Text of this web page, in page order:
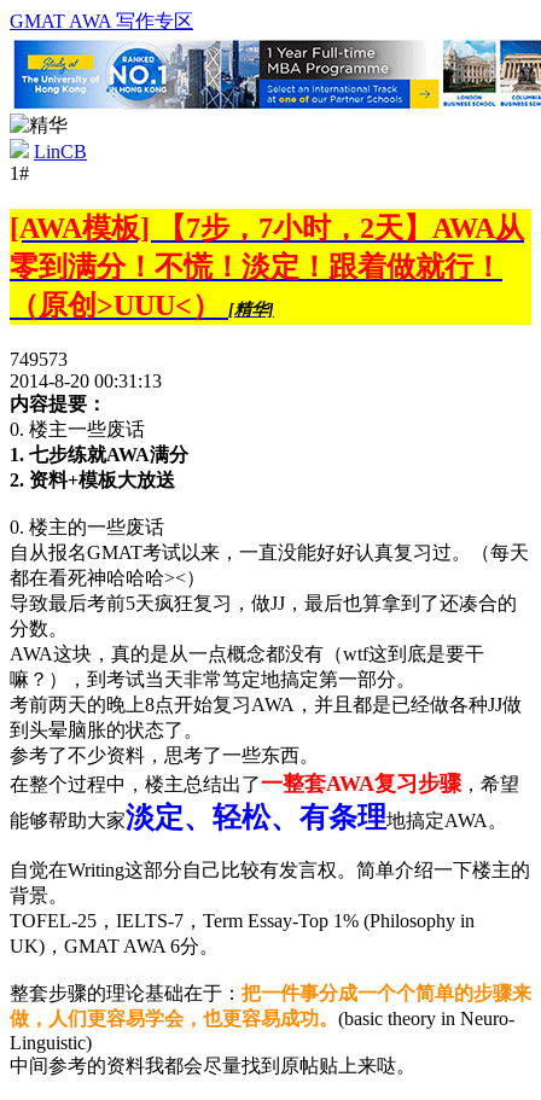
GMAT AWA 写作专区
LinCB
1#
[AWA模板] 【7步，7小时，2天】AWA从
零到满分！不慌！淡定！跟着做就行！
（原创>UUU<）
[精华]
749573
2014-8-20 00:31:13
内容提要：
0. 楼主一些废话
1. 七步练就AWA满分
2. 资料+模板大放送
0. 楼主的一些废话
自从报名GMAT考试以来，一直没能好好认真复习过。（每天
都在看死神哈哈哈><）
导致最后考前5天疯狂复习，做JJ，最后也算拿到了还凑合的
分数。
AWA这块，真的是从一点概念都没有（wtf这到底是要干
嘛？），到考试当天非常笃定地搞定第一部分。
考前两天的晚上8点开始复习AWA，并且都是已经做各种JJ做
到头晕脑胀的状态了。
参考了不少资料，思考了一些东西。
在整个过程中，楼主总结出了一整套AWA复习步骤 ，希望
能够帮助大家淡定、轻松、有条理地搞定AWA。
自觉在Writing这部分自己比较有发言权。简单介绍一下楼主的
背景。
TOFEL-25，IELTS-7，Term Essay-Top 1% (Philosophy in
UK)，GMAT AWA 6分。
整套步骤的理论基础在于： 把一件事分成一个个简单的步骤来
做，人们更容易学会，也更容易成功。 (basic theory in Neuro-
Linguistic)
中间参考的资料我都会尽量找到原帖贴上来哒。